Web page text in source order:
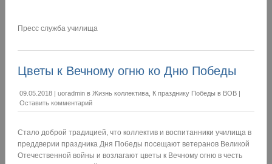
Пресс служба училища
Цветы к Вечному огню ко Дню Победы
09.05.2018 | uoradmin в Жизнь коллектива К празднику Победы в ВОВ |
Оставить комментарий
Стало доброй традицией, что коллектив и воспитанники училища в
преддверии праздника Дня Победы посещают ветеранов Великой
Отечественной войны и возлагают цветы к Вечному огню в честь